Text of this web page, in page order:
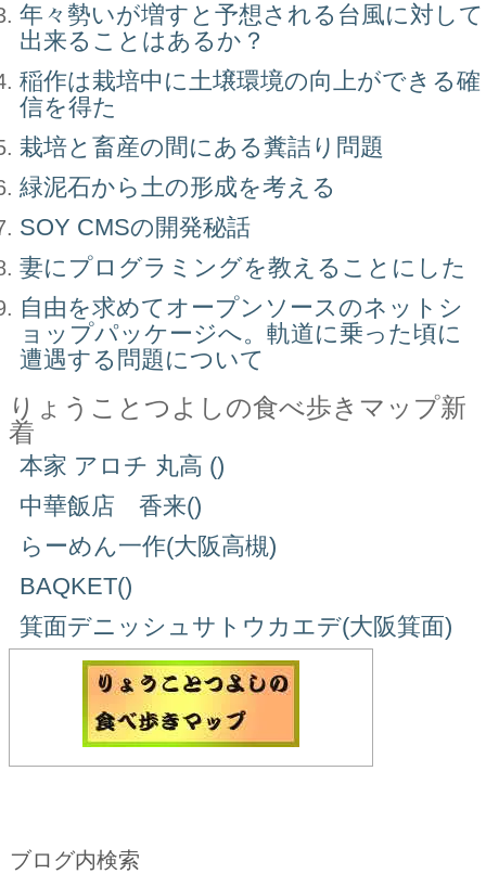
年々勢いが増すと予想される台風に対して
出来ることはあるか？
稲作は栽培中に土壌環境の向上ができる確
信を得た
栽培と畜産の間にある糞詰り問題
緑泥石から土の形成を考える
SOY CMSの開発秘話
妻にプログラミングを教えることにした
自由を求めてオープンソースのネットシ
ョップパッケージへ。軌道に乗った頃に
遭遇する問題について
りょうことつよしの食べ歩きマップ新
着
本家 アロチ 丸高 ()
中華飯店 香来()
らーめん一作(大阪高槻)
BAQKET()
箕面デニッシュサトウカエデ(大阪箕面)
ブログ内検索